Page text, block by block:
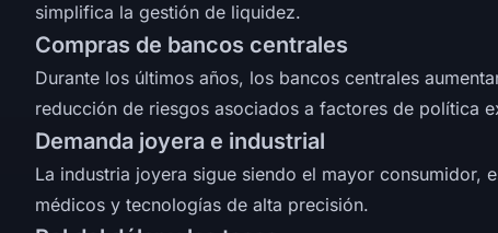
simplifica la gestión de liquidez.
Compras de bancos centrales
Durante los últimos años, los bancos centrales
reducción de riesgos asociados a factores de política
Demanda joyera e industrial
La industria joyera sigue siendo el mayor consumidor,
médicos y tecnologías de alta precisión.